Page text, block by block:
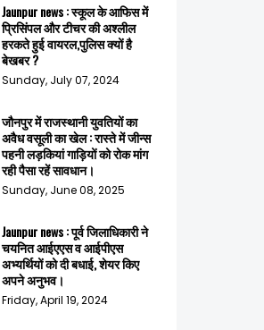
Jaunpur news : स्कूल के आफिस में
प्रिसिंपल और टीचर की अश्लील
हरकते हुई वायरल,पुलिस क्यों है
बेखबर ?
Sunday, July 07, 2024
जौनपुर में राजस्थानी युवतियों का
अवैध वसूली का खेल : रास्ते में जीन्स
पहनी लड़कियां गाड़ियों को रोक मांग
रही पैसा रहें सावधान।
Sunday, June 08, 2025
Jaunpur news : पूर्व जिलाधिकारी ने
चयनित आईएएस व आईपीएस
अभ्यर्थियों को दी बधाई, शेयर किए
अपने अनुभव।
Friday, April 19, 2024